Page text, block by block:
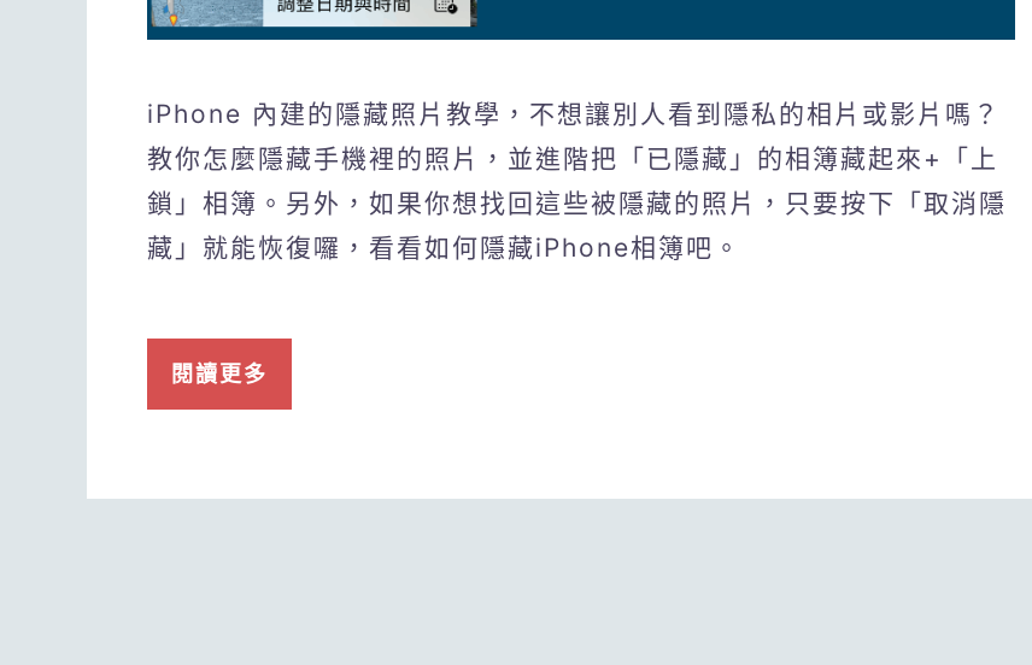
iPhone 內建的隱藏照片教學，不想讓別人看到隱私的相片或影片嗎？
教你怎麼隱藏手機裡的照片，並進階把「已隱藏」的相簿藏起來+「上
鎖」相簿。另外，如果你想找回這些被隱藏的照片，只要按下「取消隱
藏」就能恢復囉，看看如何隱藏iPhone相簿吧。
閱讀更多